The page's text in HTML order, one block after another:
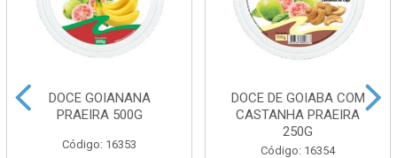
DOCE GOIANANA
PRAEIRA 500G
Código: 16353
DOCE DE GOIABA COM
CASTANHA PRAEIRA
250G
Código: 16354